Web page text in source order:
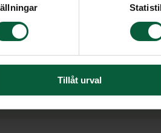
Tillåt urval
hon begravningsentreprenör
men du kan också få